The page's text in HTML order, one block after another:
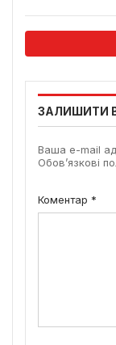
ЗАЛИШИТИ
Ваша e-mail
Обов’язкові
Коментар *